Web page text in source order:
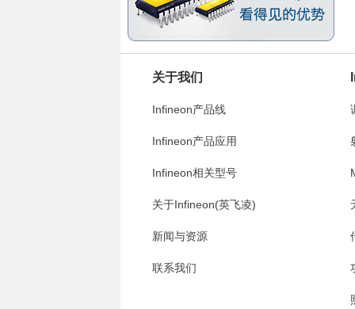
关于我们
Infineon产品线
Infineon产品应用
Infineon相关型号
关于Infineon(英飞凌)
新闻与资源
联系我们